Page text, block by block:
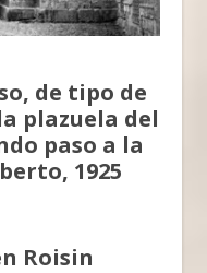
de tipo de
plazuela del
paso a la
1925
Roisin